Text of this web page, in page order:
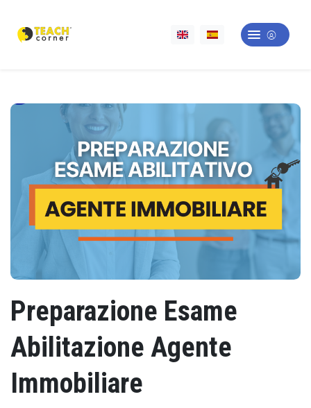
Preparazione Esame
Abilitazione Agente
Immobiliare